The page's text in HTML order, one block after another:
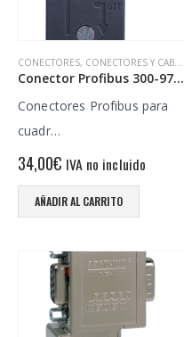
CONECTORES, CONECTORES Y CABLES
Conector Profibus 300-972-BA5000
Conectores Profibus para
cuadr…
34,00€ IVA no incluido
AÑADIR AL CARRITO